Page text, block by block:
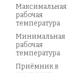
Максимальная
рабочая
температура
Минимальная
рабочая
температура
Приёмник в